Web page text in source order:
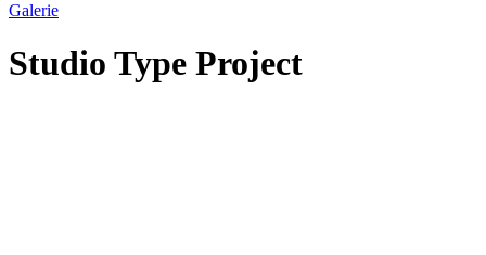
Galerie
Studio Type Project